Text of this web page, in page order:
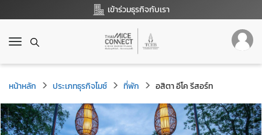
เข้าร่วมธุรกิจกับเรา
T
g
g
l
e
n
a
หน้าหลัก ประเภทธุรกิจไมซ์ ที่พัก อสิตา อีโค รีสอร์ท